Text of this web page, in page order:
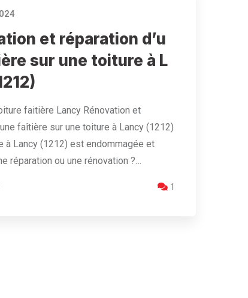
et réparation d’u
sur une toiture à L
faitière Lancy Rénovation et
faîtière sur une toiture à Lancy (1212)
à Lancy (1212) est endommagée et
réparation ou une rénovation ?…
1